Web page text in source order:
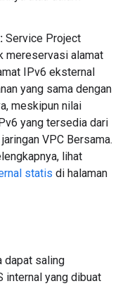
Service Project
mereservasi alamat
IPv6 eksternal
yang sama dengan
meskipun nilai
yang tersedia dari
VPC Bersama.
lihat
statis di halaman
dapat saling
internal yang dibuat